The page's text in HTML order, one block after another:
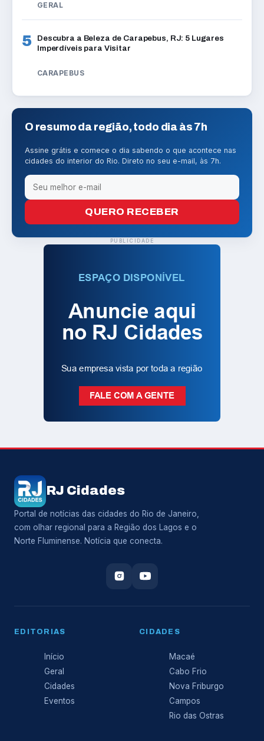
GERAL
5
Descubra a Beleza de Carapebus, RJ: 5 Lugares
Imperdíveis para Visitar
CARAPEBUS
O resumo da região, todo dia às 7h
Assine grátis e comece o dia sabendo o que acontece nas
cidades do interior do Rio. Direto no seu e-mail, às 7h.
QUERO RECEBER
PUBLICIDADE
RJ Cidades
Portal de notícias das cidades do Rio de Janeiro,
com olhar regional para a Região dos Lagos e o
Norte Fluminense. Notícia que conecta.
EDITORIAS
Início
Geral
Cidades
Eventos
CIDADES
Macaé
Cabo Frio
Nova Friburgo
Campos
Rio das Ostras